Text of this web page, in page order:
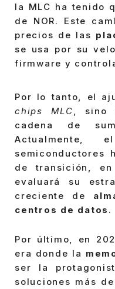
la MLC ha tenido
de NOR. Este
precios de las
se usa por su
firmware y
Por lo tanto, el
chips MLC, sino
cadena de
semiconductores
de transición,
evaluará su
creciente de
centros de datos .
Por último, en
era donde la
ser la
soluciones más